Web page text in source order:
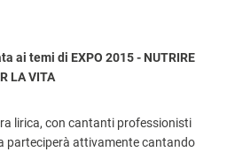
ai temi di EXPO 2015 ‐ NUTRIRE
LA VITA
lirica, con cantanti professionisti
parteciperà attivamente cantando